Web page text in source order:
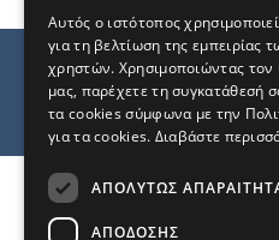
Αυτός ο ιστότοπος
για τη βελτίωση της εμπειρίας
χρηστών. Χρησιμοποιώντας τον
μας, παρέχετε τη συγκατάθεσή
τα cookies σύμφωνα με την
για τα cookies. Διαβάστε
ΑΠΟΛΎΤΩΣ
ΑΠΌΔΟΣΗΣ